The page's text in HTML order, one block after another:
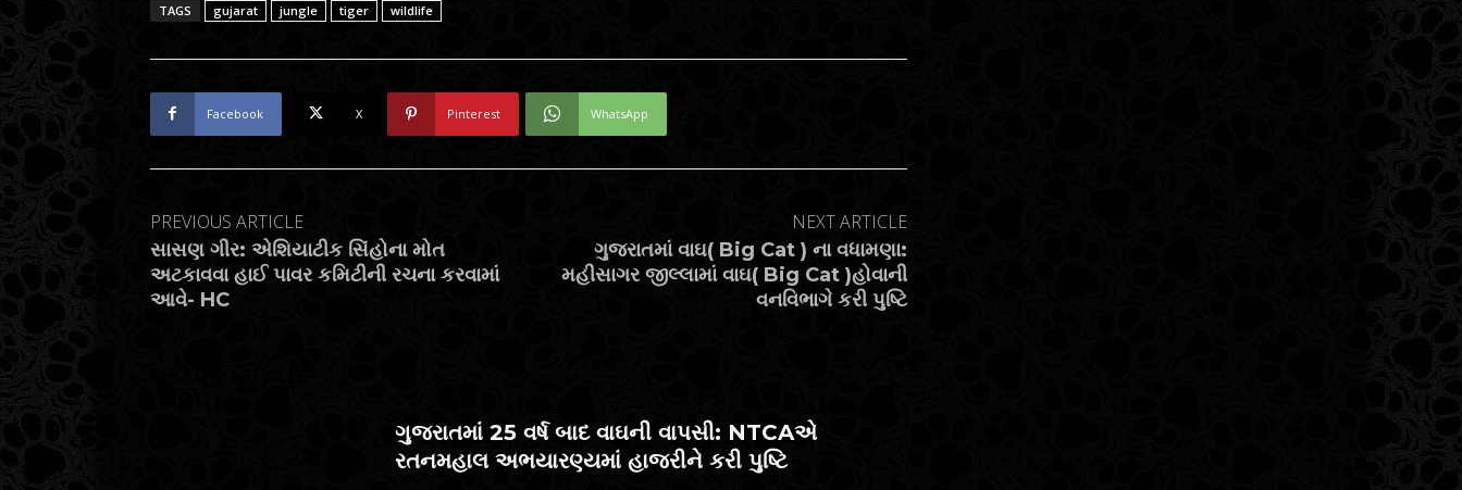
TAGS gujarat jungle tiger wildlife
Facebook X Pinterest WhatsApp
PREVIOUS ARTICLE
સાસણ ગીર: એશિયાટીક સિંહોના મોત
અટકાવવા હાઈ પાવર કમિટીની રચના કરવામાં
આવે- HC
NEXT ARTICLE
ગુજરાતમાં વાઘ( Big Cat ) ના વધામણા:
મહીસાગર જીલ્લામાં વાઘ( Big Cat )હોવાની
વનવિભાગે કરી પુષ્ટિ
ગુજરાતમાં 25 વર્ષ બાદ વાઘની વાપસી: NTCAએ
રતનમહાલ અભયારણ્યમાં હાજરીને કરી પુષ્ટિ